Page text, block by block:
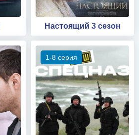
Настоящий 3 сезон
1-8 серия